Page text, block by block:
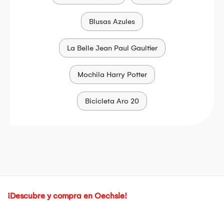
Blusas Azules
La Belle Jean Paul Gaultier
Mochila Harry Potter
Bicicleta Aro 20
¡Descubre y compra en Oechsle!